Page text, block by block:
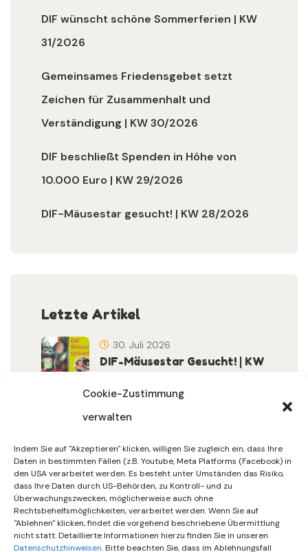
Cookie-Zustimmung
verwalten
Indem Sie auf "Akzeptieren" klicken, willigen Sie zugleich ein, dass Ihre
Daten in bestimmten Fällen (z.B. Youtube, Meta Platforms (Facebook) in
den USA verarbeitet werden. Es besteht unter Umständen das Risiko,
dass Ihre Daten durch US-Behörden, zu Kontroll- und zu
Überwachungszwecken, möglicherweise auch ohne
Rechtsbehelfsmöglichkeiten, verarbeitet werden. Wenn Sie auf
"Ablehnen" klicken, findet die vorgehend beschriebene Übermittlung
nicht statt. Detaillierte Informationen hierzu finden Sie in unseren
Datenschutzhinweisen. Bitte beachten Sie, dass im Ablehnungsfall
DIF wünscht schöne Sommerferien | KW
31/2026
Gemeinsames Friedensgebet setzt
Zeichen für Zusammenhalt und
Verständigung | KW 30/2026
DIF beschließt Spenden in Höhe von
10.000 Euro | KW 29/2026
DIF-Mäusestar gesucht! | KW 28/2026
Letzte Artikel
DIF-Mäusestar Gesucht! | KW
30. Juli 2026
Sommerferien | KW 31/…
30. Juli 2026
Gemeinsames Friedensgebet
Setzt Zeichen …
15. Juli 2026